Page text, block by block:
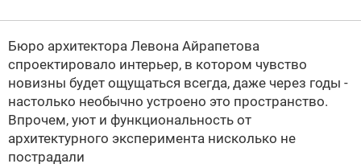
Бюро архитектора Левона Айрапетова
спроектировало интерьер, в котором чувство
новизны будет ощущаться всегда, даже через годы -
настолько необычно устроено это пространство.
Впрочем, уют и функциональность от
архитектурного эксперимента нисколько не
пострадали